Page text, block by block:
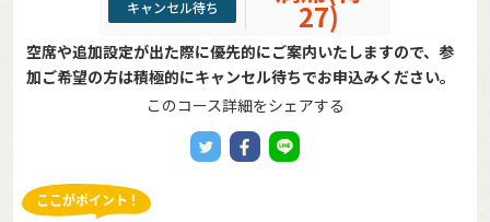
キャンセル待ち 27)
空席や追加設定が出た際に優先的にご案内いたしますので、参
加ご希望の方は積極的にキャンセル待ちでお申込みください。
このコース詳細をシェアする